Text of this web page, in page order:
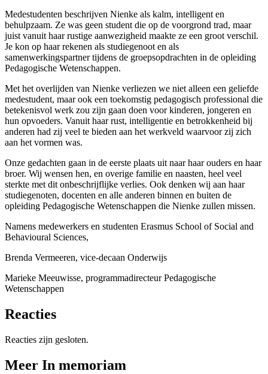
Medestudenten beschrijven Nienke als kalm, intelligent en
behulpzaam. Ze was geen student die op de voorgrond trad, maar
juist vanuit haar rustige aanwezigheid maakte ze een groot verschil.
Je kon op haar rekenen als studiegenoot en als
samenwerkingspartner tijdens de groepsopdrachten in de opleiding
Pedagogische Wetenschappen.
Met het overlijden van Nienke verliezen we niet alleen een geliefde
medestudent, maar ook een toekomstig pedagogisch professional die
betekenisvol werk zou zijn gaan doen voor kinderen, jongeren en
hun opvoeders. Vanuit haar rust, intelligentie en betrokkenheid bij
anderen had zij veel te bieden aan het werkveld waarvoor zij zich
aan het vormen was.
Onze gedachten gaan in de eerste plaats uit naar haar ouders en haar
broer. Wij wensen hen, en overige familie en naasten, heel veel
sterkte met dit onbeschrijflijke verlies. Ook denken wij aan haar
studiegenoten, docenten en alle anderen binnen en buiten de
opleiding Pedagogische Wetenschappen die Nienke zullen missen.
Namens medewerkers en studenten Erasmus School of Social and
Behavioural Sciences,
Brenda Vermeeren, vice-decaan Onderwijs
Marieke Meeuwisse, programmadirecteur Pedagogische
Wetenschappen
Reacties
Reacties zijn gesloten.
Meer In memoriam